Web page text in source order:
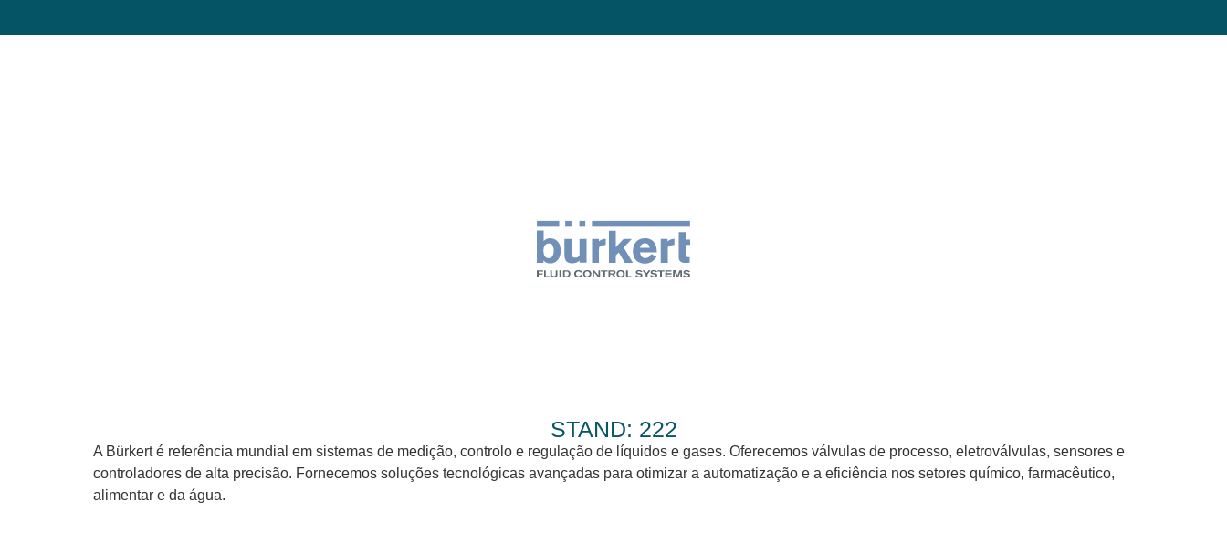
STAND: 222
A Bürkert é referência mundial em sistemas de medição, controlo e regulação de líquidos e gases. Oferecemos válvulas de processo, eletroválvulas, sensores e
controladores de alta precisão. Fornecemos soluções tecnológicas avançadas para otimizar a automatização e a eficiência nos setores químico, farmacêutico,
alimentar e da água.